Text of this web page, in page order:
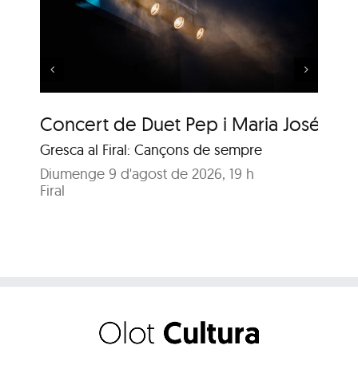
Concert de Duet Pep i Maria José
Gresca al Firal: Cançons de sempre
Diumenge 9 d'agost de 2026, 19 h
Firal
Wuyts & Bech